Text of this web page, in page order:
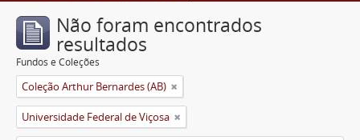
Não foram encontrados
resultados
Fundos e Coleções
Coleção Arthur Bernardes (AB)
Universidade Federal de Viçosa